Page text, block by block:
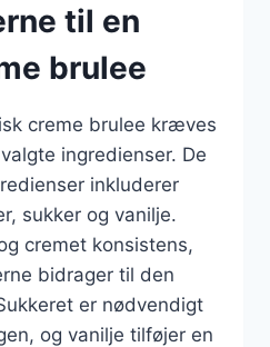
til en
brulee
creme brulee kræves
ingredienser. De
inkluderer
sukker og vanilje.
cremet konsistens,
bidrager til den
er nødvendigt
og vanilje tilføjer en